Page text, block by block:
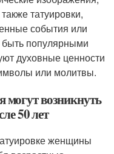
татуировки,
события или
популярными
духовные ценности
или молитвы.
могут возникнуть
50 лет
женщины